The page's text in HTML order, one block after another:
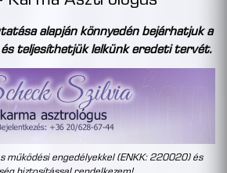
alapján könnyedén bejárhatjuk a
teljesíthetjük lelkünk eredeti tervét.
működési engedélyekkel (ENKK: 220020) és